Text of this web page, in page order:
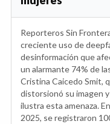
Reporteros Sin
creciente uso de
desinformación que
un alarmante 74% de
Cristina Caicedo Smit,
distorsionó su imagen
ilustra esta amenaza.
2025, se registraron